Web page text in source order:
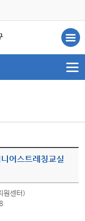
어스트레칭교실
원센터)